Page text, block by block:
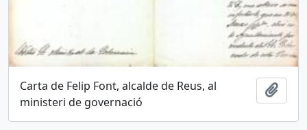
Carta de Felip Font, alcalde de Reus, al
ministeri de governació